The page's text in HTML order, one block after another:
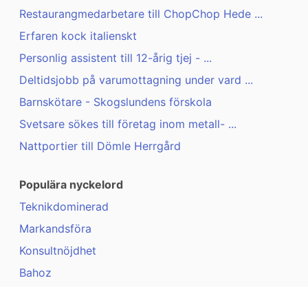
Restaurangmedarbetare till ChopChop Hede ...
Erfaren kock italienskt
Personlig assistent till 12-årig tjej - ...
Deltidsjobb på varumottagning under vard ...
Barnskötare - Skogslundens förskola
Svetsare sökes till företag inom metall- ...
Nattportier till Dömle Herrgård
Populära nyckelord
Teknikdominerad
Markandsföra
Konsultnöjdhet
Bahoz